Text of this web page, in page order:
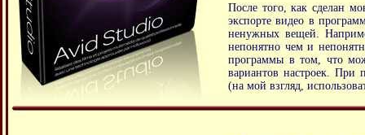
После того, как сделан
экспорте видео в
ненужных вещей.
непонятно чем и
программы в том, что
вариантов настроек. При
(на мой взгляд,